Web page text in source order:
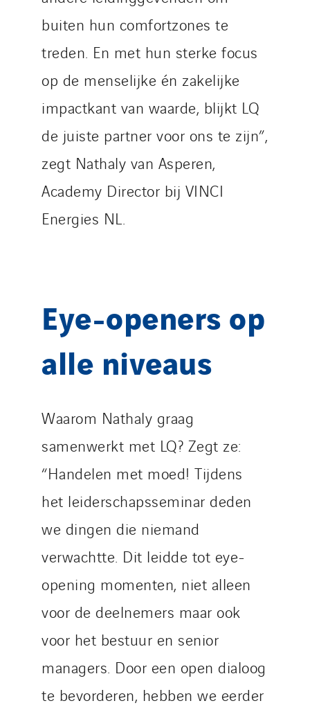
buiten hun comfortzones te
treden. En met hun sterke focus
op de menselijke én zakelijke
impactkant van waarde, blijkt LQ
de juiste partner voor ons te zijn”,
zegt Nathaly van Asperen,
Academy Director bij VINCI
Energies NL.
Eye-openers op
alle niveaus
Waarom Nathaly graag
samenwerkt met LQ? Zegt ze:
“Handelen met moed! Tijdens
het leiderschapsseminar deden
we dingen die niemand
verwachtte. Dit leidde tot eye-
opening momenten, niet alleen
voor de deelnemers maar ook
voor het bestuur en senior
managers. Door een open dialoog
te bevorderen, hebben we eerder